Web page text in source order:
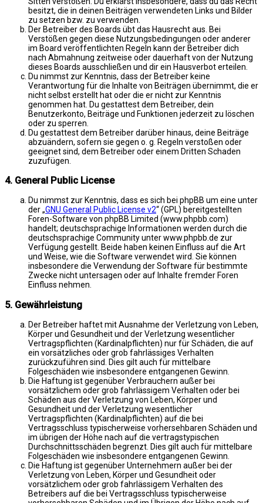
besitzt, die in deinen Beiträgen verwendeten Links und Bilder
zu setzen bzw. zu verwenden.
Der Betreiber des Boards übt das Hausrecht aus. Bei
Verstößen gegen diese Nutzungsbedingungen oder anderer
im Board veröffentlichten Regeln kann der Betreiber dich
nach Abmahnung zeitweise oder dauerhaft von der Nutzung
dieses Boards ausschließen und dir ein Hausverbot erteilen.
Du nimmst zur Kenntnis, dass der Betreiber keine
Verantwortung für die Inhalte von Beiträgen übernimmt, die er
nicht selbst erstellt hat oder die er nicht zur Kenntnis
genommen hat. Du gestattest dem Betreiber, dein
Benutzerkonto, Beiträge und Funktionen jederzeit zu löschen
oder zu sperren.
Du gestattest dem Betreiber darüber hinaus, deine Beiträge
abzuändern, sofern sie gegen o. g. Regeln verstoßen oder
geeignet sind, dem Betreiber oder einem Dritten Schaden
zuzufügen.
4. General Public License
Du nimmst zur Kenntnis, dass es sich bei phpBB um eine unter
der „GNU General Public License v2“ (GPL) bereitgestellten
Foren-Software von phpBB Limited (www.phpbb.com)
handelt; deutschsprachige Informationen werden durch die
deutschsprachige Community unter www.phpbb.de zur
Verfügung gestellt. Beide haben keinen Einfluss auf die Art
und Weise, wie die Software verwendet wird. Sie können
insbesondere die Verwendung der Software für bestimmte
Zwecke nicht untersagen oder auf Inhalte fremder Foren
Einfluss nehmen.
5. Gewährleistung
Der Betreiber haftet mit Ausnahme der Verletzung von Leben,
Körper und Gesundheit und der Verletzung wesentlicher
Vertragspflichten (Kardinalpflichten) nur für Schäden, die auf
ein vorsätzliches oder grob fahrlässiges Verhalten
zurückzuführen sind. Dies gilt auch für mittelbare
Folgeschäden wie insbesondere entgangenen Gewinn.
Die Haftung ist gegenüber Verbrauchern außer bei
vorsätzlichem oder grob fahrlässigem Verhalten oder bei
Schäden aus der Verletzung von Leben, Körper und
Gesundheit und der Verletzung wesentlicher
Vertragspflichten (Kardinalpflichten) auf die bei
Vertragsschluss typischerweise vorhersehbaren Schäden und
im übrigen der Höhe nach auf die vertragstypischen
Durchschnittsschäden begrenzt. Dies gilt auch für mittelbare
Folgeschäden wie insbesondere entgangenen Gewinn.
Die Haftung ist gegenüber Unternehmern außer bei der
Verletzung von Leben, Körper und Gesundheit oder
vorsätzlichem oder grob fahrlässigem Verhalten des
Betreibers auf die bei Vertragsschluss typischerweise